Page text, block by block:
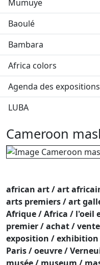
Mumuye
Baoulé
Bambara
Africa colors
Agenda des expositions
LUBA
Cameroon
african art / art
arts premiers / art
Afrique / Africa / l'oeil
premier / achat /
exposition /
Paris / oeuvre /